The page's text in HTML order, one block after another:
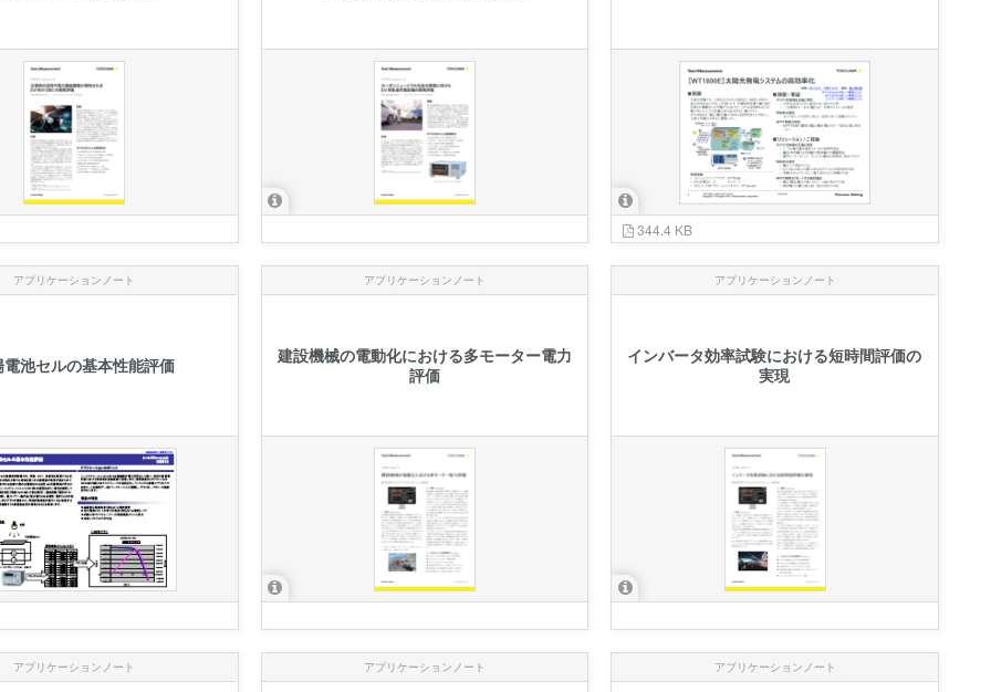
344.4 KB
アプリケーションノート
電池セルの基本性能評価
アプリケーションノート
建設機械の電動化における多モーター電⼒
評価
アプリケーションノート
インバータ効率試験における短時間評価の
実現
アプリケーションノート アプリケーションノート アプリケーションノート